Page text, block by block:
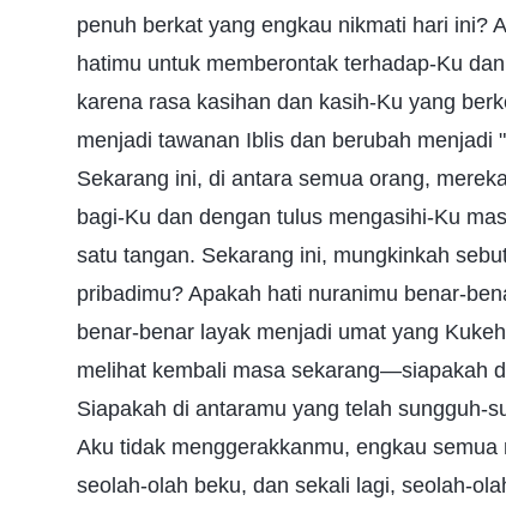
penuh berkat yang engkau nikmati hari ini?
hatimu untuk memberontak terhadap-Ku
karena rasa kasihan dan kasih-Ku yang
menjadi tawanan Iblis dan berubah
Sekarang ini, di antara semua orang,
bagi-Ku dan dengan tulus mengasihi-Ku
satu tangan. Sekarang ini, mungkinkah
pribadimu? Apakah hati nuranimu benar-
benar-benar layak menjadi umat yang
melihat kembali masa sekarang—siapakah
Siapakah di antaramu yang telah sungguh-
Aku tidak menggerakkanmu, engkau
seolah-olah beku, dan sekali lagi, seolah-